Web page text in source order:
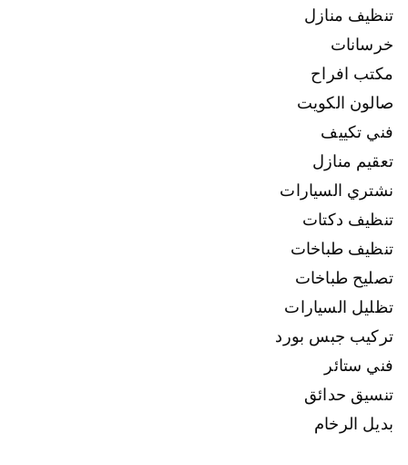
تنظيف منازل
خرسانات
مكتب افراح
صالون الكويت
فني تكييف
تعقيم منازل
نشتري السيارات
تنظيف دكتات
تنظيف طباخات
تصليح طباخات
تظليل السيارات
تركيب جبس بورد
فني ستائر
تنسيق حدائق
بديل الرخام